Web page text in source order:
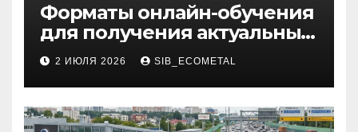
Форматы онлайн-обучения
для получения актуальных
профессий
2 ИЮЛЯ 2026 SIB_ECOMETAL